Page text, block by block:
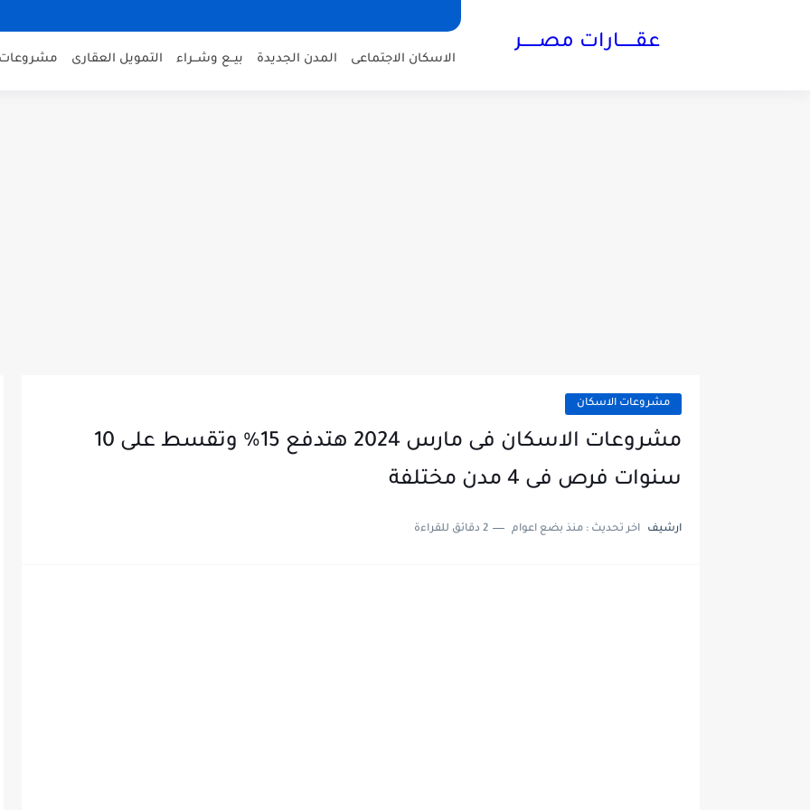
عقــــــارات مصــــــر
الاسكان الاجتماعى المدن الجديدة بيــع وشــراء التمويل العقارى مشروعات
مشروعات الاسكان
مشروعات الاسكان فى مارس 2024 هتدفع 15% وتقسط على 10
سنوات فرص فى 4 مدن مختلفة
ارشيف اخر تحديث : منذ بضع اعوام 2 دقائق للقراءة